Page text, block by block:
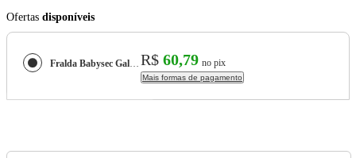
Ofertas disponíveis
Fralda Babysec Galinha Pintadinha Premium XXG com 24un R$ 60,79 no pix
Mais formas de pagamento